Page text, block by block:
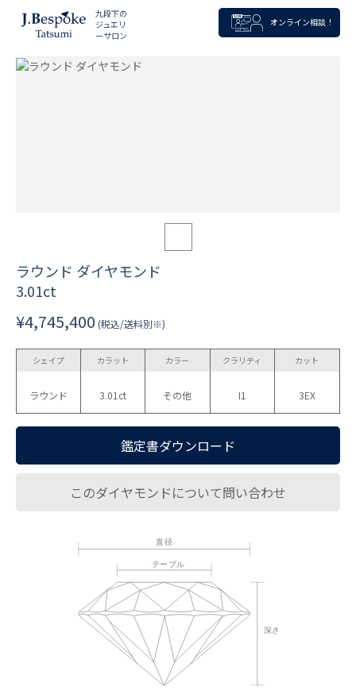
九段下の
ジュエリ
ーサロン
オンライン相談！
ラウンド ダイヤモンド
3.01ct
¥4,745,400 (税込/送料別※)
シェイプ
ラウンド
カラット
3.01ct
カラー
その他
クラリティ
I1
カット
3EX
鑑定書ダウンロード
このダイヤモンドについて問い合わせ